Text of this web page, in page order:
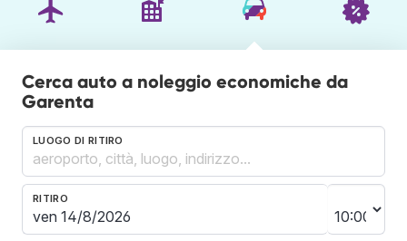
Cerca auto a noleggio economiche da
Garenta
LUOGO DI RITIRO
RITIRO